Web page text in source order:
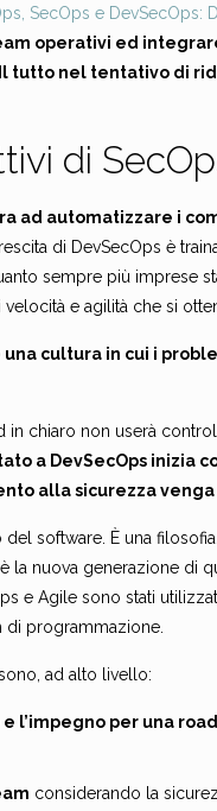
SecOps e DevSecOps:
operativi ed
tutto nel tentativo di
di
ad automatizzare i
di DevSecOps è
sempre più imprese
e agilità che si
cultura in cui i
in chiaro non userà
a DevSecOps inizia
alla sicurezza
software. È una
la nuova generazione
e Agile sono stati
di programmazione.
ad alto livello:
l’impegno per una
considerando la